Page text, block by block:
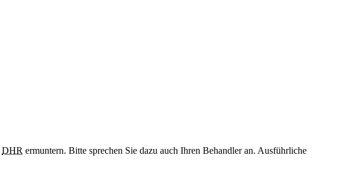
DHR ermuntern. Bitte sprechen Sie dazu auch Ihren Behandler an. Ausführliche